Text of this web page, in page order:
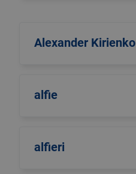
Alexander Kirienko
alfie
alfieri